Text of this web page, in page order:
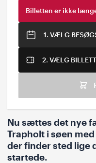
Nu sættes det nye
Trapholt i søen
der finder sted lige
startede.
Billetten er ikke
1. VÆLG
2. VÆLG